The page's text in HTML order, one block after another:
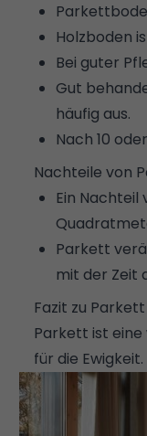
Holzboden
Bei guter
Gut
häufig aus.
Nach 10
Nachteile von
Ein Nachteil
Parkett
mit der Zeit
Fazit zu
Parkett ist
für die